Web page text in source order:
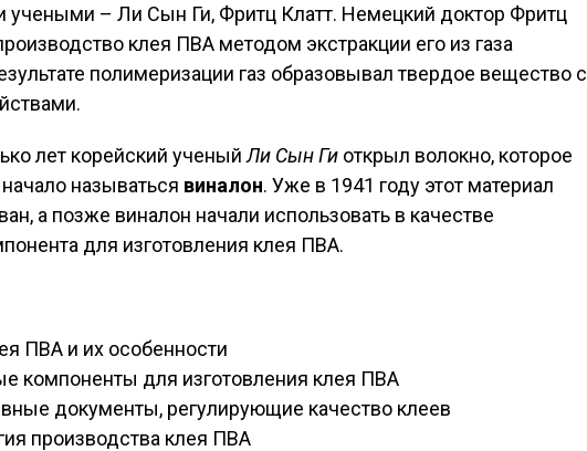
учеными – Ли Сын Ги, Фритц Клатт. Немецкий доктор Фритц
клея ПВА методом экстракции его из газа
полимеризации газ образовывал твердое вещество с
лет корейский ученыйЛи Сын Ги открыл волокно, которое
называться виналон. Уже в 1941 году этот материал
а позже виналон начали использовать в качестве
для изготовления клея ПВА.
ПВА и их особенности
компоненты для изготовления клея ПВА
документы, регулирующие качество клеев
производства клея ПВА